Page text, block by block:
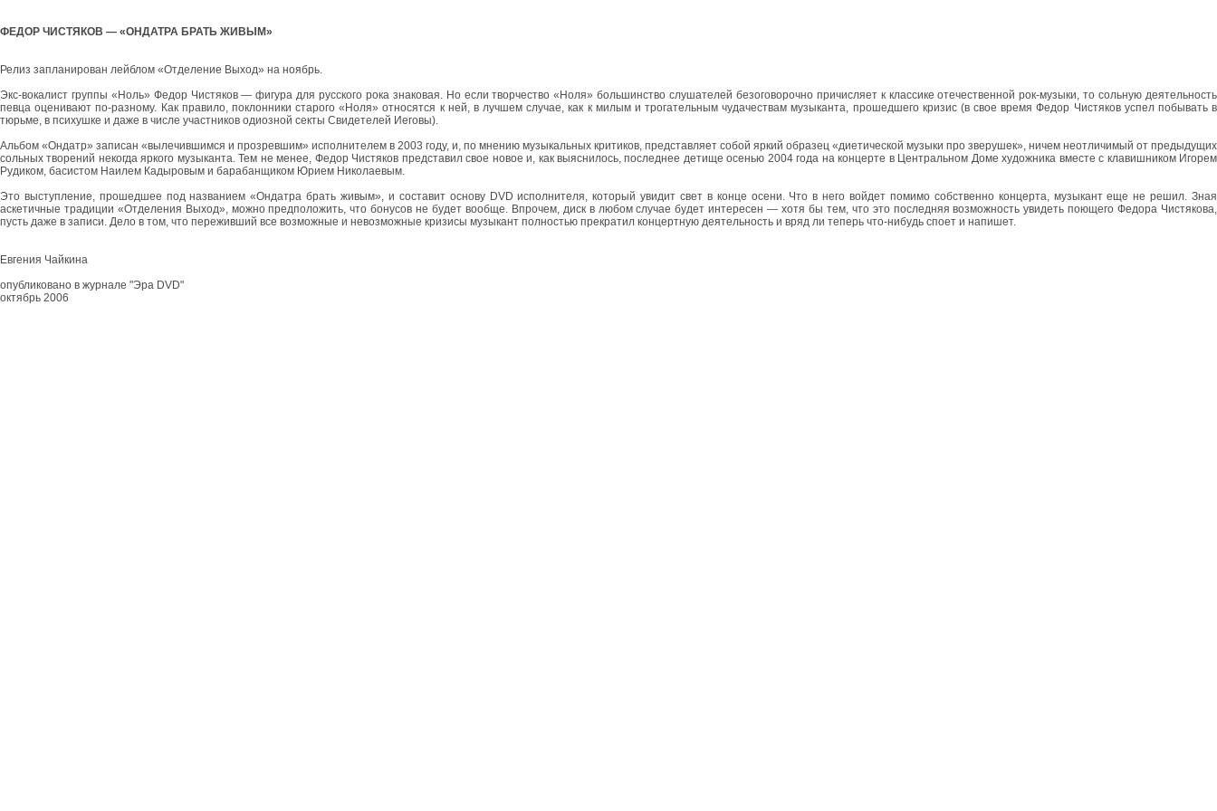
ФЕДОР ЧИСТЯКОВ — «ОНДАТРА БРАТЬ ЖИВЫМ»
Релиз запланирован лейблом «Отделение Выход» на ноябрь.
Экс-вокалист группы «Ноль» Федор Чистяков — фигура для русского рока знаковая. Но если творчество «Ноля» большинство слушателей безоговорочно причисляет к классике отечественной рок-музыки, то сольную деятельность
певца оценивают по-разному. Как правило, поклонники старого «Ноля» относятся к ней, в лучшем случае, как к милым и трогательным чудачествам музыканта, прошедшего кризис (в свое время Федор Чистяков успел побывать в
тюрьме, в психушке и даже в числе участников одиозной секты Свидетелей Иеговы).
Альбом «Ондатр» записан «вылечившимся и прозревшим» исполнителем в 2003 году, и, по мнению музыкальных критиков, представляет собой яркий образец «диетической музыки про зверушек», ничем неотличимый от предыдущих
сольных творений некогда яркого музыканта. Тем не менее, Федор Чистяков представил свое новое и, как выяснилось, последнее детище осенью 2004 года на концерте в Центральном Доме художника вместе с клавишником Игорем
Рудиком, басистом Наилем Кадыровым и барабанщиком Юрием Николаевым.
Это выступление, прошедшее под названием «Ондатра брать живым», и составит основу DVD исполнителя, который увидит свет в конце осени. Что в него войдет помимо собственно концерта, музыкант еще не решил. Зная
аскетичные традиции «Отделения Выход», можно предположить, что бонусов не будет вообще. Впрочем, диск в любом случае будет интересен — хотя бы тем, что это последняя возможность увидеть поющего Федора Чистякова,
пусть даже в записи. Дело в том, что переживший все возможные и невозможные кризисы музыкант полностью прекратил концертную деятельность и вряд ли теперь что-нибудь споет и напишет.
Евгения Чайкина
опубликовано в журнале "Эра DVD"
октябрь 2006